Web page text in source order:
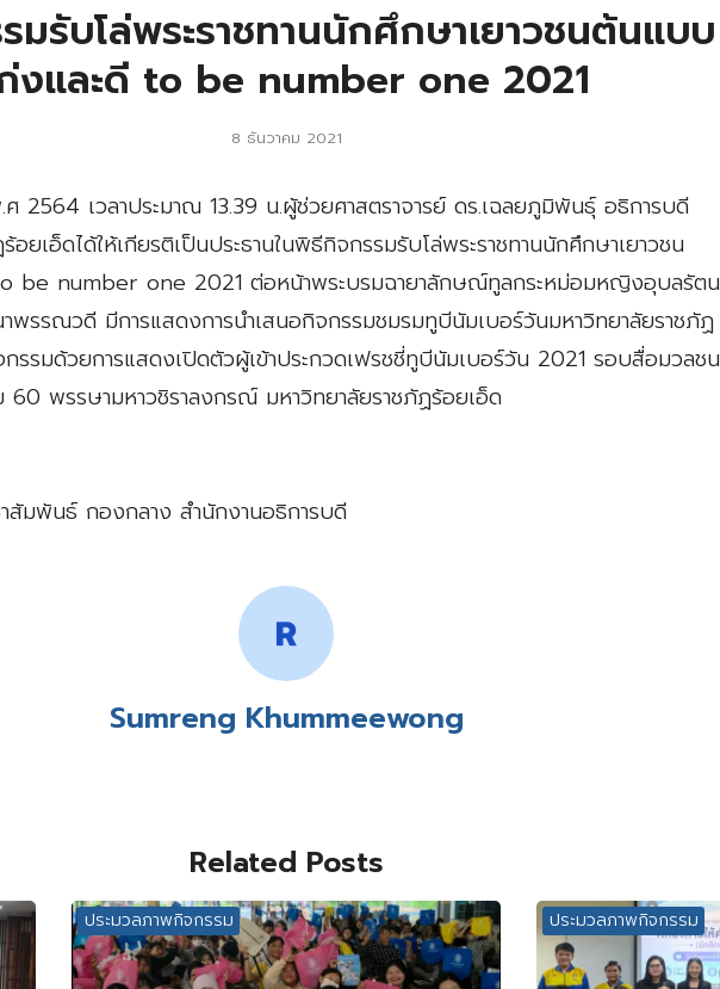
มรับโล่พระราชทานนักศึกษาเยาวชนต้นแบบ
งและดี to be number one 2021
8 ธันวาคม 2021
2564 เวลาประมาณ 13.39 น.ผู้ช่วยศาสตราจารย์ ดร.เฉลยภูมิพันธ์ุ อธิการบดี
อยเอ็ดได้ให้เกียรติเป็นประธานในพิธีกิจกรรมรับโล่พระราชทานนักศึกษาเยาวชน
be number one 2021 ต่อหน้าพระบรมฉายาลักษณ์ทูลกระหม่อมหญิงอุบลรัตน
รรณวดี มีการแสดงการนำเสนอกิจกรรมชมรมทูบีนัมเบอร์วันมหาวิทยาลัยราชภัฏ
รรมด้วยการแสดงเปิดตัวผู้เข้าประกวดเฟรชชี่ทูบีนัมเบอร์วัน 2021 รอบสื่อมวลชน
60 พรรษามหาวชิราลงกรณ์ มหาวิทยาลัยราชภัฏร้อยเอ็ด
สัมพันธ์ กองกลาง สำนักงานอธิการบดี
Sumreng Khummeewong
Related Posts
ประมวลภาพกิจกรรม ประมวลภาพกิจกรรม